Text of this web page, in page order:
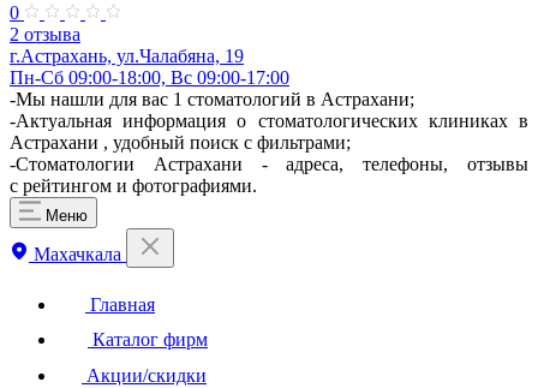
0
2 отзыва
г.Астрахань, ул.Чалабяна, 19
Пн-Сб 09:00-18:00, Вс 09:00-17:00
-Мы нашли для вас 1 стоматологий в Астрахани;
-Актуальная информация о стоматологических клиниках в
Астрахани , удобный поиск с фильтрами;
-Стоматологии Астрахани - адреса, телефоны, отзывы
с рейтингом и фотографиями.
Меню
Махачкала
Главная
Каталог фирм
Акции/скидки